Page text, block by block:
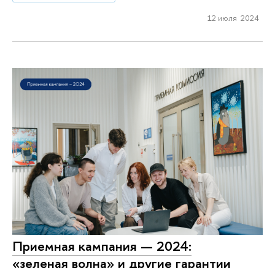
12 июля 2024
Приемная кампания — 2024:
«зеленая волна» и другие гарантии